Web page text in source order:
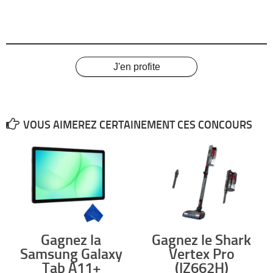
les 4 finalistes.
Le grand gagnant sera annoncé dans l’émissionLe Québec maintenant, entre 15h
et 18h30, le 20 février 2026.
. DESCRIPTION DU PRIX:
Chaque finaliste remportera 4 billets pour le
Ce prix ne peut être jumelé à aucune autre offre.
La valeur du grand prix n’est ni monnayable, ni transférable, ni échangeable.
Le grand prix est offert tel quel et si des changements ou ajouts sont
demandés au grand prix, ils seront exclusivement aux frais du gagnant, le cas
échéant.
Valeur totale approximative : 3 299$
Pour se prévaloir de son prix le gagnant doit se présenter avant 17h00 le 18
mars 2026 chez Vélec (la « date limite ») Si le gagnant du grand prix ne
réclame pas son prix ou n’informe pas l’organisateur de son incapacité à
J'en profite
VOUS AIMEREZ CERTAINEMENT CES CONCOURS
Gagnez la
Samsung Galaxy
Tab A11+
Gagnez le Shark
Vertex Pro
(IZ662H)